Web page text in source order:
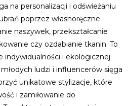
na personalizacji i odświeżaniu
poprzez własnoręczne
naszywek, przekształcanie
czy ozdabianie tkanin. To
indywidualności i ekologicznej
ludzi i influencerów sięga
unikatowe stylizacje, które
i zamiłowanie do